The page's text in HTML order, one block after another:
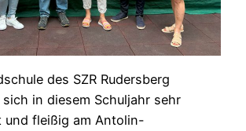
des SZR Rudersberg
in diesem Schuljahr sehr
und fleißig am Antolin-